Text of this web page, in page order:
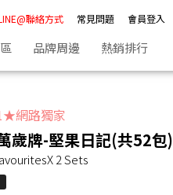
聯絡方式 常見問題 會員登入
品牌周邊 熱銷排行
網路獨家
歲牌-堅果日記(共52包)
2 Sets